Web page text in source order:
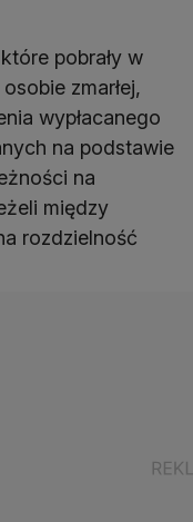
pobrały w
zmarłej,
wypłacanego
na podstawie
na
między
rozdzielność